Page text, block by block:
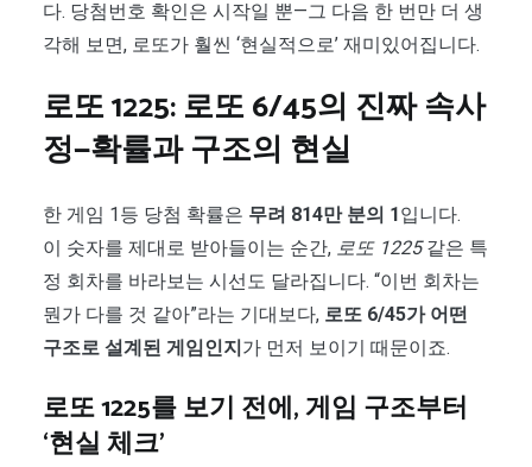
다. 당첨번호 확인은 시작일 뿐—그 다음 한 번만 더 생
각해 보면, 로또가 훨씬 ‘현실적으로’ 재미있어집니다.
로또 1225: 로또 6/45의 진짜 속사
정—확률과 구조의 현실
한 게임 1등 당첨 확률은 무려 814만 분의 1입니다.
이 숫자를 제대로 받아들이는 순간, 로또 1225같은 특
정 회차를 바라보는 시선도 달라집니다. “이번 회차는
뭔가 다를 것 같아”라는 기대보다, 로또 6/45가 어떤
구조로 설계된 게임인지가 먼저 보이기 때문이죠.
로또 1225를 보기 전에, 게임 구조부터
‘현실 체크’